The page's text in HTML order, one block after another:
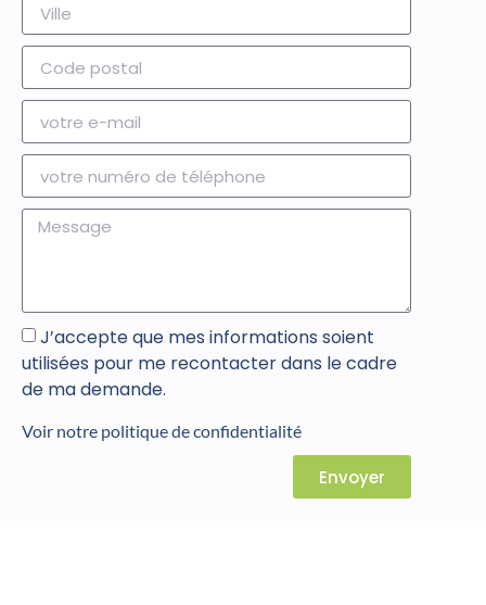
J’accepte que mes informations soient
utilisées pour me recontacter dans le cadre
de ma demande.
Voir notre politique de confidentialité
Envoyer